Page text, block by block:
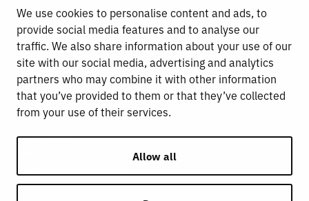
We use cookies to personalise content and ads, to
provide social media features and to analyse our
traffic. We also share information about your use of our
site with our social media, advertising and analytics
partners who may combine it with other information
that you’ve provided to them or that they’ve collected
from your use of their services.
Allow all
DryMax XL
DryMax Combimat
DryMax Triple
DryMax Comfort
DryMax Sterile
Absorbest
Absorbest medicinteknik
Absorbest Partners